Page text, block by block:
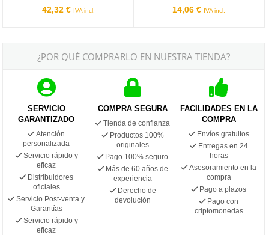
42,32 € IVA incl. 14,06 € IVA incl.
¿POR QUÉ COMPRARLO EN NUESTRA TIENDA?
SERVICIO
GARANTIZADO
Atención
personalizada
Servicio rápido y
eficaz
Distribuidores
oficiales
Servicio Post-venta y
Garantías
Servicio rápido y
eficaz
COMPRA SEGURA
Tienda de confianza
Productos 100%
originales
Pago 100% seguro
Más de 60 años de
experiencia
Derecho de
devolución
FACILIDADES EN LA
COMPRA
Envíos gratuitos
Entregas en 24
horas
Asesoramiento en la
compra
Pago a plazos
Pago con
criptomonedas